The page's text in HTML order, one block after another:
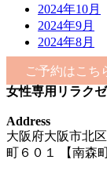
2024年10月
2024年9月
2024年8月
ご予約はこち
女性専用リラク
Address
大阪府大阪市北
町６０１ 【南森